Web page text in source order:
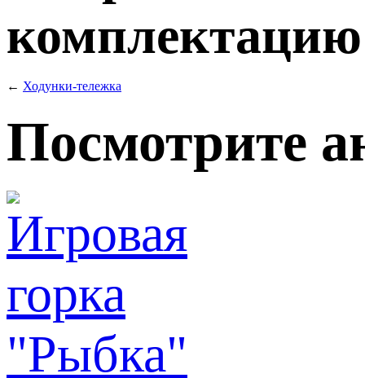
комплектацию
← Ходунки-тележка
Посмотрите